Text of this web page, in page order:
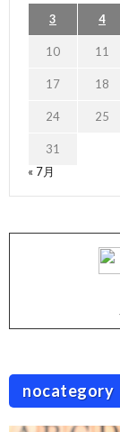
3 4
10 11
17 18
24 25
31
« 7月
nocategory